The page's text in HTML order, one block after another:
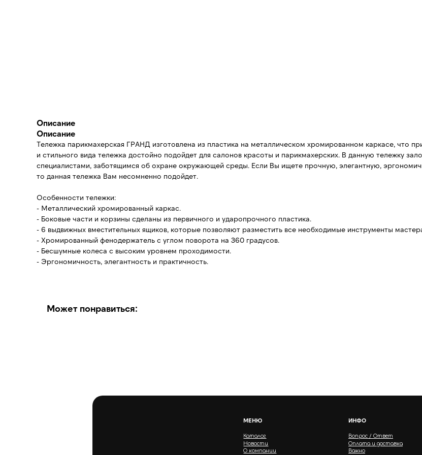
Описание
Описание
Тележка парикмахерская ГРАНД изготовлена из пластика на металлическом хромированном каркасе, что
и стильного вида тележка достойно подойдет для салонов красоты и парикмахерских. В данную тележку
специалистами, заботящимся об охране окружающей среды. Если Вы ищете прочную, элегантную,
то данная тележка Вам несомненно подойдет.
Особенности тележки:
- Металлический хромированный каркас.
- Боковые части и корзины сделаны из первичного и ударопрочного пластика.
- 6 выдвижных вместительных ящиков, которые позволяют разместить все необходимые инструменты
- Хромированный фенодержатель с углом поворота на 360 градусов.
- Бесшумные колеса с высоким уровнем проходимости.
- Эргономичность, элегантность и практичность.
Может понравиться:
МЕНЮ
Каталог Вопрос / Ответ
Новости
Оплата и доставка
О компании
Важно
ИНФО